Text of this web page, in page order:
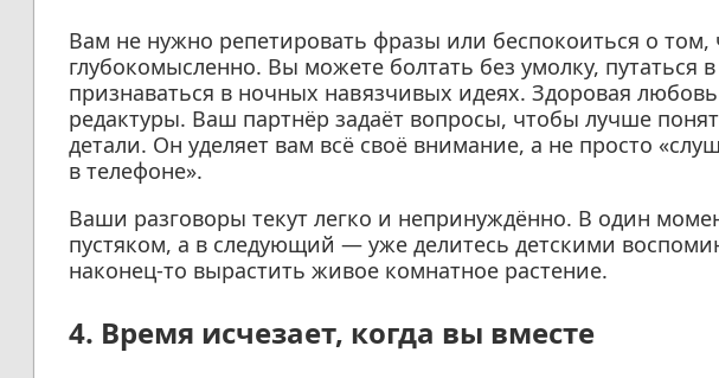
Вам не нужно репетировать фразы или беспокоиться о том,
глубокомысленно. Вы можете болтать без умолку, путаться
признаваться в ночных навязчивых идеях. Здоровая
редактуры. Ваш партнёр задаёт вопросы, чтобы лучше
детали. Он уделяет вам всё своё внимание, а не просто
в телефоне».
Ваши разговоры текут легко и непринуждённо. В один
пустяком, а в следующий — уже делитесь детскими
наконец-то вырастить живое комнатное растение.
4. Время исчезает, когда вы вместе